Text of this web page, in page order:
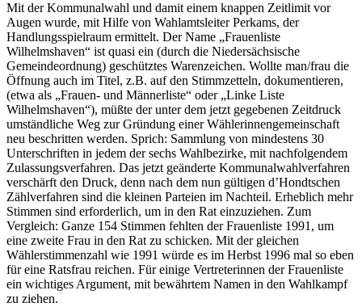
Mit der Kommunalwahl und damit einem knappen Zeitlimit vor
Augen wurde, mit Hilfe von Wahlamtsleiter Perkams, der
Handlungsspielraum ermittelt. Der Name „Frauenliste
Wilhelmshaven“ ist quasi ein (durch die Niedersächsische
Gemeindeordnung) geschütztes Warenzeichen. Wollte man/frau die
Öffnung auch im Titel, z.B. auf den Stimmzetteln, dokumentieren,
(etwa als „Frauen- und Männerliste“ oder „Linke Liste
Wilhelmshaven“), müßte der unter dem jetzt gegebenen Zeitdruck
umständliche Weg zur Gründung einer Wählerinnengemeinschaft
neu beschritten werden. Sprich: Sammlung von mindestens 30
Unterschriften in jedem der sechs Wahlbezirke, mit nachfolgendem
Zulassungsverfahren. Das jetzt geänderte Kommunalwahlverfahren
verschärft den Druck, denn nach dem nun gültigen d’Hondtschen
Zählverfahren sind die kleinen Parteien im Nachteil. Erheblich mehr
Stimmen sind erforderlich, um in den Rat einzuziehen. Zum
Vergleich: Ganze 154 Stimmen fehlten der Frauenliste 1991, um
eine zweite Frau in den Rat zu schicken. Mit der gleichen
Wählerstimmenzahl wie 1991 würde es im Herbst 1996 mal so eben
für eine Ratsfrau reichen. Für einige Vertreterinnen der Frauenliste
ein wichtiges Argument, mit bewährtem Namen in den Wahlkampf
zu ziehen.